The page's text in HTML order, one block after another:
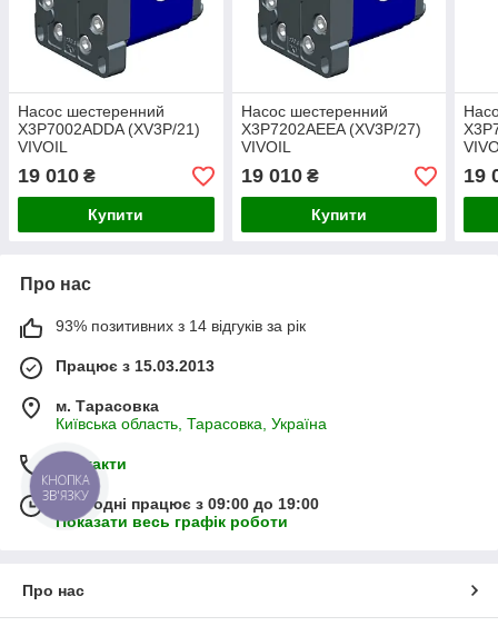
Насос шестеренний
X3P7002ADDA (XV3P/21)
VIVOIL
19 010 ₴
Купити
Насос шестеренний
X3P7202AEEA (XV3P/27)
VIVOIL
19 010₴
Купити
19
Про нас
93% позитивних з 14 відгуків за рік
Працює з 15.03.2013
м. Тарасовка
Київська область, Тарасовка, Україна
Контакти
Сьогодні працює з 09:00 до 19:00
Показати весь графік роботи
Про нас
КНОПКА
ЗВ'ЯЗКУ